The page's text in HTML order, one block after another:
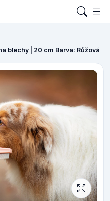
blechy | 20 cm Barva: Růžová